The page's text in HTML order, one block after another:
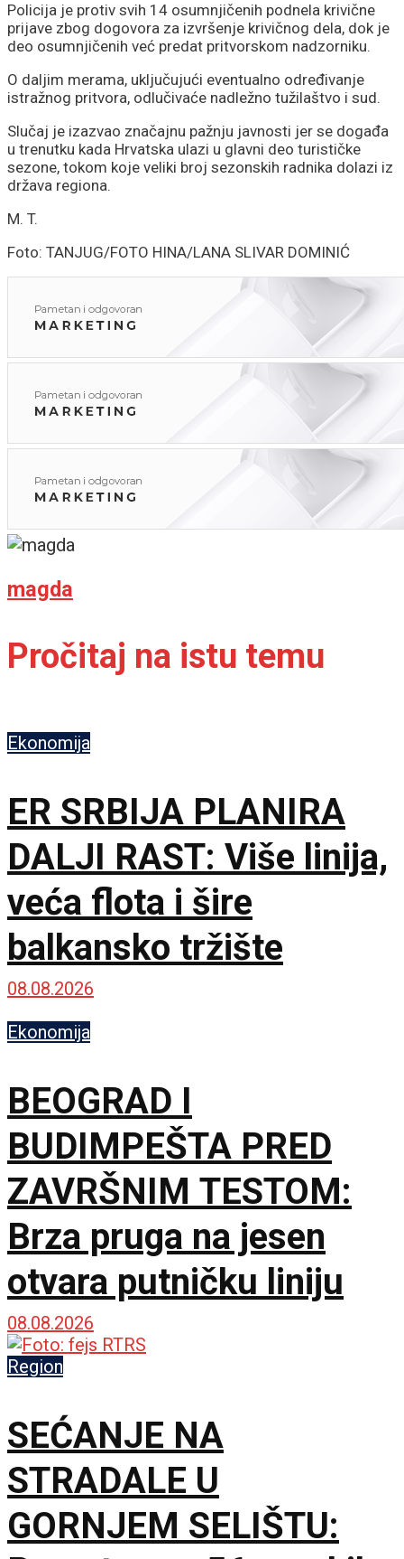
Policija je protiv svih 14 osumnjičenih podnela krivične
prijave zbog dogovora za izvršenje krivičnog dela, dok je
deo osumnjičenih već predat pritvorskom nadzorniku.
O daljim merama, uključujući eventualno određivanje
istražnog pritvora, odlučivaće nadležno tužilaštvo i sud.
Slučaj je izazvao značajnu pažnju javnosti jer se događa
u trenutku kada Hrvatska ulazi u glavni deo turističke
sezone, tokom koje veliki broj sezonskih radnika dolazi iz
država regiona.
M. T.
Foto: TANJUG/FOTO HINA/LANA SLIVAR DOMINIĆ
magda
Pročitaj na istu temu
Ekonomija
ER SRBIJA PLANIRA
DALJI RAST: Više linija,
veća flota i šire
balkansko tržište
08.08.2026
Ekonomija
BEOGRAD I
BUDIMPEŠTA PRED
ZAVRŠNIM TESTOM:
Brza pruga na jesen
otvara putničku liniju
08.08.2026
Region
SEĆANJE NA
STRADALE U
GORNJEM SELIŠTU: